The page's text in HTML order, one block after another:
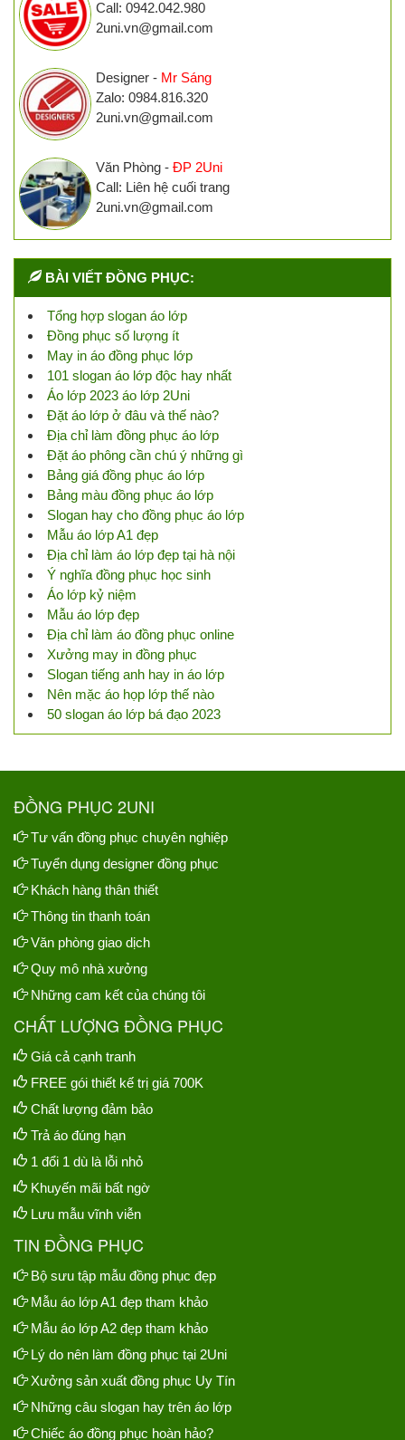
Call: 0942.042.980
2uni.vn@gmail.com
Designer - Mr Sáng
Zalo: 0984.816.320
2uni.vn@gmail.com
Văn Phòng - ĐP 2Uni
Call: Liên hệ cuối trang
2uni.vn@gmail.com
BÀI VIẾT ĐỒNG PHỤC:
Tổng hợp slogan áo lớp
Đồng phục số lượng ít
May in áo đồng phục lớp
101 slogan áo lớp độc hay nhất
Áo lớp 2023 áo lớp 2Uni
Đặt áo lớp ở đâu và thế nào?
Địa chỉ làm đồng phục áo lớp
Đặt áo phông cần chú ý những gì
Bảng giá đồng phục áo lớp
Bảng màu đồng phục áo lớp
Slogan hay cho đồng phục áo lớp
Mẫu áo lớp A1 đẹp
Địa chỉ làm áo lớp đẹp tại hà nội
Ý nghĩa đồng phục học sinh
Áo lớp kỷ niệm
Mẫu áo lớp đẹp
Địa chỉ làm áo đồng phục online
Xưởng may in đồng phục
Slogan tiếng anh hay in áo lớp
Nên mặc áo họp lớp thế nào
50 slogan áo lớp bá đạo 2023
ĐỒNG PHỤC 2UNI
Tư vấn đồng phục chuyên nghiệp
Tuyển dụng designer đồng phục
Khách hàng thân thiết
Thông tin thanh toán
Văn phòng giao dịch
Quy mô nhà xưởng
Những cam kết của chúng tôi
CHẤT LƯỢNG ĐỒNG PHỤC
Giá cả cạnh tranh
FREE gói thiết kế trị giá 700K
Chất lượng đảm bảo
Trả áo đúng hạn
1 đổi 1 dù là lỗi nhỏ
Khuyến mãi bất ngờ
Lưu mẫu vĩnh viễn
TIN ĐỒNG PHỤC
Bộ sưu tập mẫu đồng phục đẹp
Mẫu áo lớp A1 đẹp tham khảo
Mẫu áo lớp A2 đẹp tham khảo
Lý do nên làm đồng phục tại 2Uni
Xưởng sản xuất đồng phục Uy Tín
Những câu slogan hay trên áo lớp
Chiếc áo đồng phục hoàn hảo?